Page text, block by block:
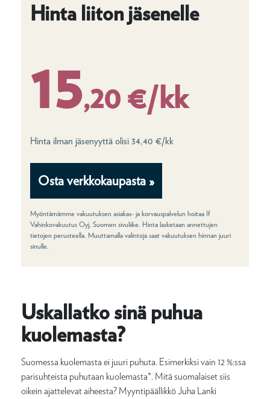
Hinta liiton jäsenelle
15,20 €/kk
Hinta ilman jäsenyyttä olisi 34,40 €/kk
Osta verkkokaupasta »
Myöntämämme vakuutuksen asiakas- ja korvauspalvelun hoitaa If
Vahinkovakuutus Oyj, Suomen sivuliike. Hinta lasketaan annettujen
tietojen perusteella. Muuttamalla valintoja saat vakuutuksen hinnan juuri
sinulle.
Uskallatko sinä puhua
kuolemasta?
Suomessa kuolemasta ei juuri puhuta. Esimerkiksi vain 12 %:ssa
parisuhteista puhutaan kuolemasta*. Mitä suomalaiset siis
oikein ajattelevat aiheesta? Myyntipäällikkö Juha Lanki